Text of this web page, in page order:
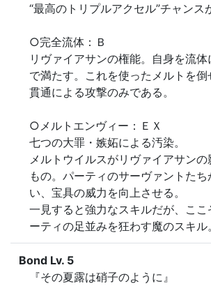
“最高のトリプルアクセル”チャンス
○完全流体：Ｂ
リヴァイアサンの権能。自身を流
で満たす。これを使ったメルトを
貫通による攻撃のみである。
○メルトエンヴィー：ＥＸ
七つの大罪・嫉妬による汚染。
メルトウイルスがリヴァイアサンの
もの。パーティのサーヴァントた
い、宝具の威力を向上させる。
一見すると強力なスキルだが、こ
ーティの足並みを狂わす魔のスキル。
Bond Lv. 5
『その夏露は硝子のように』